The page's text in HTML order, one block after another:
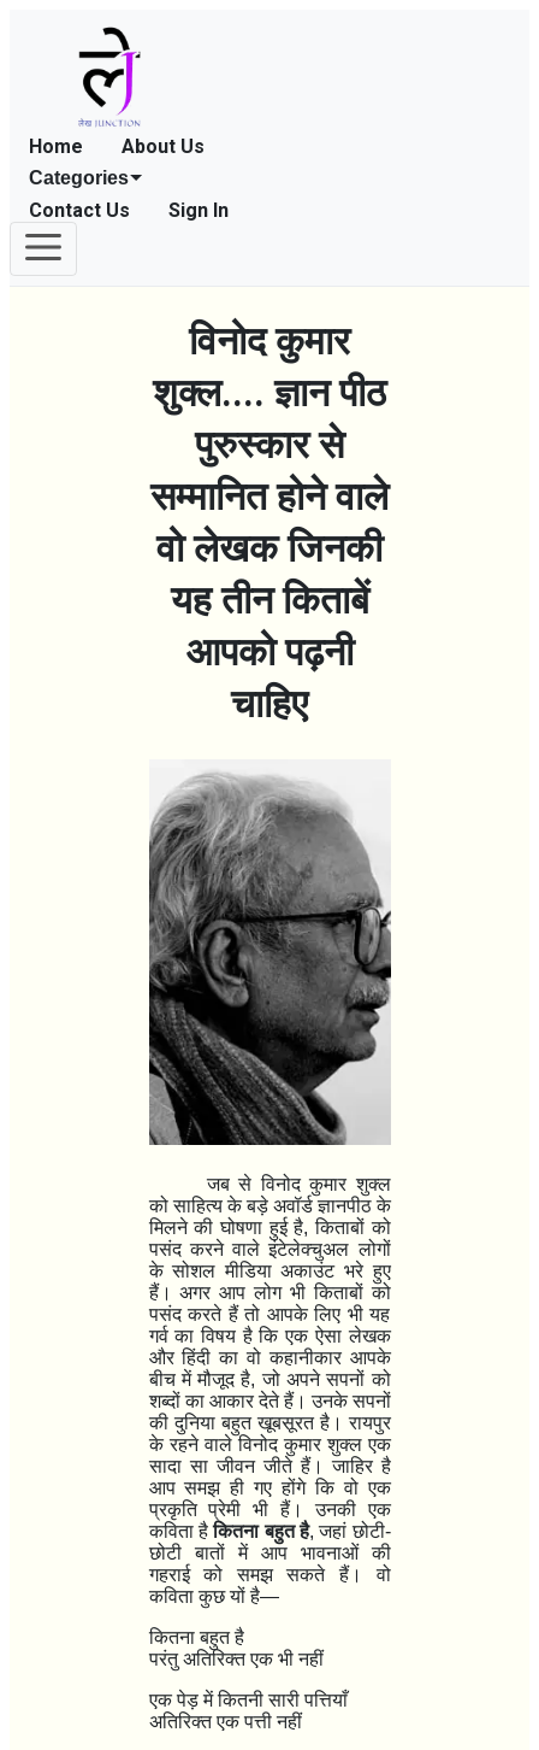
Home About Us
Categories
Contact Us Sign In
विनोद कुमार
शुक्ल.... ज्ञान पीठ
पुरुस्कार से
सम्मानित होने वाले
वो लेखक जिनकी
यह तीन किताबें
आपको पढ़नी
चाहिए
जब से विनोद कुमार शुक्ल
को साहित्य के बड़े अवॉर्ड ज्ञानपीठ के
मिलने की घोषणा हुई है,किताबों को
पसंद करने वाले इंटेलेक्चुअल लोगों
के सोशल मीडिया अकाउंट भरे हुए
हैं। अगर आप लोग भी किताबों को
पसंद करते हैं तो आपके लिए भी यह
गर्व का विषय है कि एक ऐसा लेखक
और हिंदी का वो कहानीकार आपके
बीच में मौजूद है,जो अपने सपनों को
शब्दों का आकार देते हैं। उनके सपनों
की दुनिया बहुत खूबसूरत है। रायपुर
के रहने वाले विनोद कुमार शुक्ल एक
सादा सा जीवन जीते हैं। जाहिर है
आप समझ ही गए होंगे कि वो एक
प्रकृति प्रेमी भी हैं। उनकी एक
कविता है कितना बहुत है,जहां छोटी-
छोटी बातों में आप भावनाओं की
गहराई को समझ सकते हैं। वो
कविता कुछ यों है—
कितना बहुत है
परंतु अतिरिक्त एक भी नहीं
एक पेड़ में कितनी सारी पत्तियाँ
अतिरिक्त एक पत्ती नहीं